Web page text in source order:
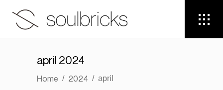
april 2024
Home / 2024 / april